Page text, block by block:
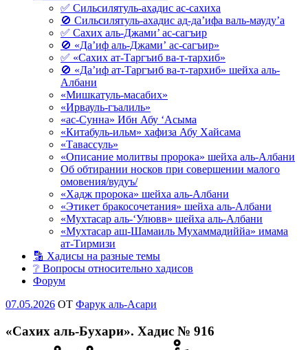
✅ Сильсилятуль-ахадис ас-сахиха
🚫 Сильсилятуль-ахадис ад-да’ифа валь-мауду’а
✅ Сахих аль-Джами’ ас-сагъир
🚫 «Да’иф аль-Джами’ ас-сагъир»
✅ «Сахих ат-Таргъиб ва-т-тархиб»
🚫 «Да’иф ат-Таргъиб ва-т-тархиб» шейха аль-
Албани
«Мишкатуль-масабих»
«Ирвауль-гъалиль»
«ас-Сунна» Ибн Абу ‘Асыма
«Китабуль-ильм» хафиза Абу Хайсама
«Тавассуль»
«Описание молитвы пророка» шейха аль-Албани
Об обтирании носков при совершении малого
омовения/вудуъ/
«Хадж пророка» шейха аль-Албани
«Этикет бракосочетания» шейха аль-Албани
«Мухтасар аль-‘Улювв» шейха аль-Албани
«Мухтасар аш-Шамаиль Мухаммадиййа» имама
ат-Тирмизи
🔡 Хадисы на разные темы
❔ Вопросы относительно хадисов
Форум
Опубликовано
07.05.2026 OT Фарук аль-Асари
«Сахих аль-Бухари». Хадис № 916